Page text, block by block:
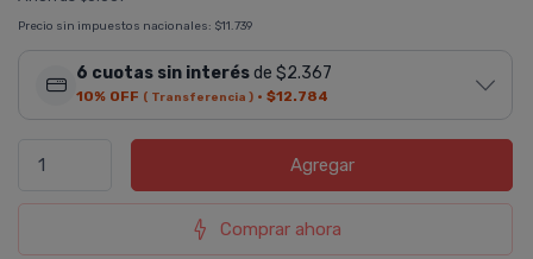
Precio sin impuestos nacionales: $11.739
6 cuotas sin interésde $2.367
10% OFF ( Transferencia ) · $12.784
Agregar
Comprar ahora